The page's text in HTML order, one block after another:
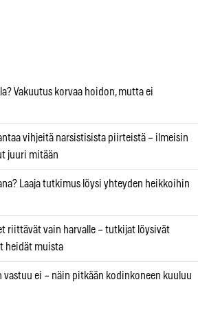
Vakuutus korvaa hoidon, mutta ei
vihjeitä narsistisista piirteistä – ilmeisin
juuri mitään
Laaja tutkimus löysi yhteyden heikkoihin
riittävät vain harvalle – tutkijat löysivät
heidät muista
vastuu ei – näin pitkään kodinkoneen kuuluu